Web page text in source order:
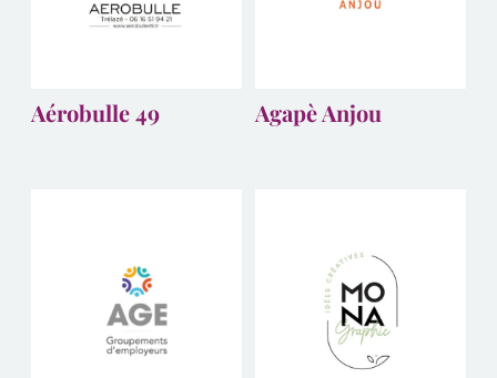
Aérobulle 49 Agapè Anjou